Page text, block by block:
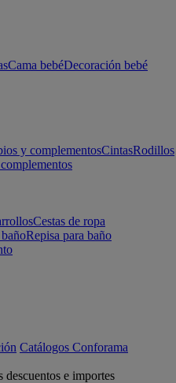
Cama bebéDecoración bebé
y complementosCintasRodillos
Cestas de ropa
Repisa para baño
Catálogos Conforama
e importes